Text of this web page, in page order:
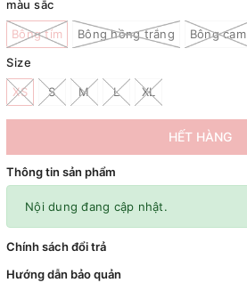
màu sắc
Bông tím Bông hồng trắng
Bông cam
Size
XS S M L XL
HẾT HÀNG
Thông tin sản phẩm
Nội dung đang cập nhật.
Chính sách đổi trả
Hướng dẫn bảo quản